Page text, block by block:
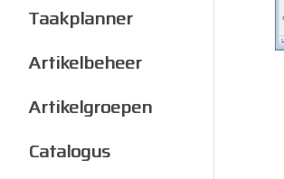
Taakplanner
Artikelbeheer
Artikelgroepen
Catalogus